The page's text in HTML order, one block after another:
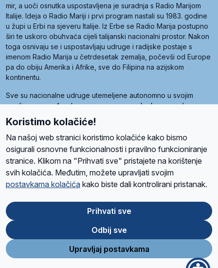
mir, a uoči osnutka uspostavljena je suradnja s Radio Marijom
Italije. Ideja o Radio Mariji i prvi program nastali su 1983. godine
u župi u Erbi na sjeveru Italije. Iz Erbe se Radio Marija postupno
širi te uskoro obuhvaća cijeli talijanski nacionalni prostor. Nakon
toga osnivaju se i uspostavljaju udruge i radijske postaje s
imenom Radio Marija u četrdesetak zemalja, počevši od Europe
pa do obiju Amerika i Afrike, sve do Filipina na azijskom
kontinentu.
Sve su nacionalne udruge utemeljene autonomno u svojim
zemljama, a međusobna su povezane preko krovne udruge
pod nazivom Svjetska obitelj Radio Marije (World Family of
Radio Maria). Svjetsku obitelj utemeljilo je sedam članica, među
kojima je i hrvatska Udruga Radio Marija.
O namaRadio ProgramVolonteriPrijateljiKontaktPravila privatnosti
Ova stranica je zaštićena Google reCAPTCHA sustavom
Store
Google
Play
Koristimo kolačiće!
Na našoj web stranici koristimo kolačiće kako bismo
osigurali osnovne funkcionalnosti i pravilno funkcioniranje
stranice. Klikom na "Prihvati sve" pristajete na korištenje
svih kolačića. Međutim, možete upravljati svojim
postavkama kolačića kako biste dali kontrolirani pristanak.
Prihvati sve
Odbij sve
Upravljaj postavkama